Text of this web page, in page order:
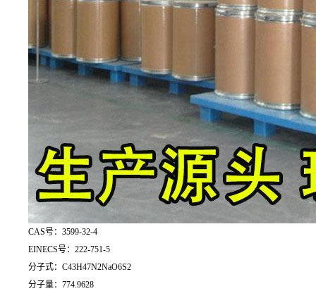
CAS号：3599-32-4
EINECS号：222-751-5
分子式：C43H47N2NaO6S2
分子量：774.9628